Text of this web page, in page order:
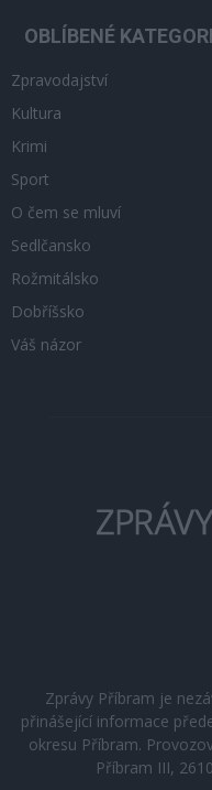
OBLÍBENÉ
Zpravodajství
Kultura
Krimi
Sport
O čem se mluví
Sedlčansko
Rožmitálsko
Dobříšsko
Váš názor
Zprávy Příbram je
přinášející informace
okresu Příbram.
Příbram III,